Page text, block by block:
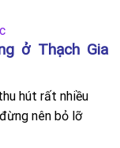
ở Thạch Gia
hút rất nhiều
nên bỏ lỡ